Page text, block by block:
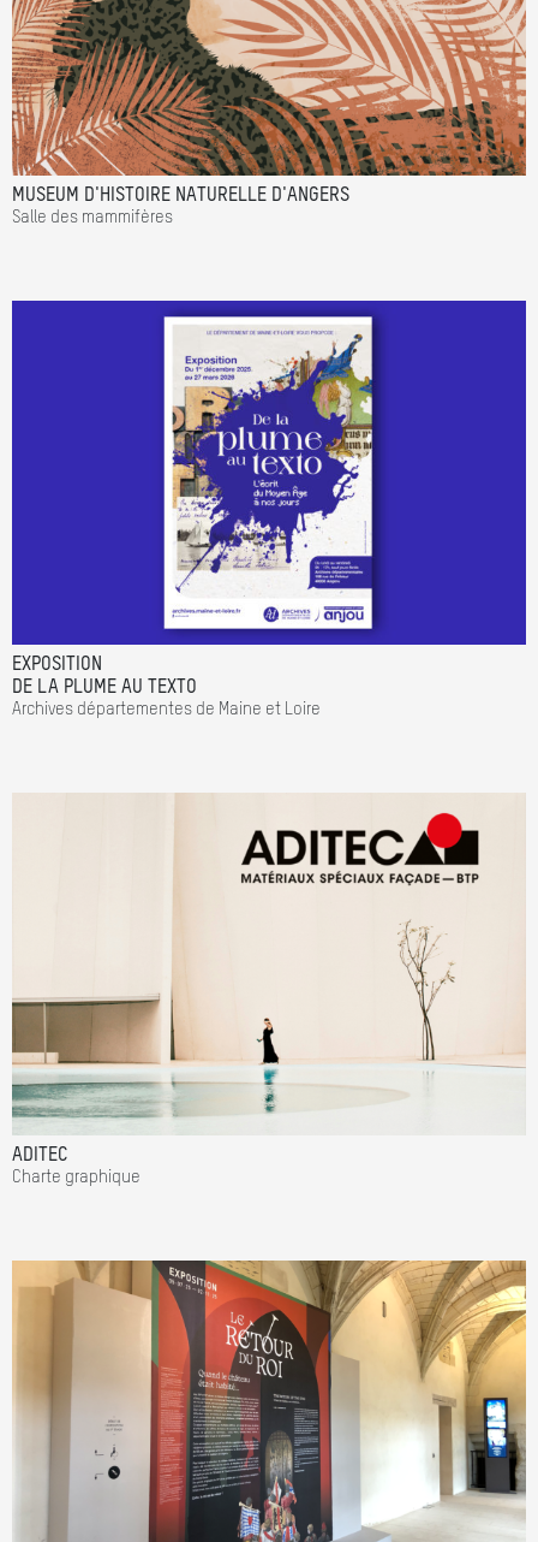
MUSEUM D'HISTOIRE NATURELLE D'ANGERS
Salle des mammifères
EXPOSITION
DE LA PLUME AU TEXTO
Archives départementes de Maine et Loire
ADITEC
Charte graphique